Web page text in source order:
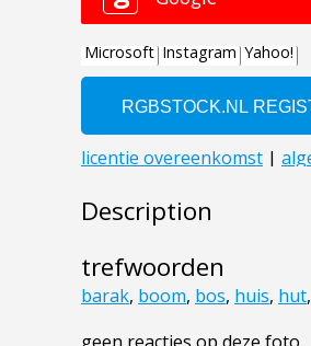
Description
trefwoorden
barak, boom, bos, huis, hut,